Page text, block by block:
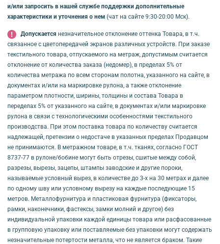
и/или запросить в нашей службе поддержки дополнительные
характеристики и уточнения о нем (чат на сайте 9:30-20:00 Мск).
Допускается незначительное отклонение оттенка Товара, в т.ч.
связанное с цветопередачей экранов различных устройств. При заказе
текстильного товара, отпускаемого на метраж, допустимым считается
отклонение от количества заказа (недомер), в пределах 5% от
количества метража по всем сторонам полотна, указанного на сайте, в
документах и/или на маркировке рулона, а также отклонение
параметром плотности, ширины, толщины и состава Товара в
переделах 5% от указанного на сайте, в документах и/или маркировке
рулона в связи с технологическими особенностями текстильного
производства. При этом поставка товара по количеству считается
надлежащей, претензии о недостаче в указанных пределах Продавцом
не принимаются. В метражном товаре, в т.ч. тканях, согласно ГОСТ
8737-77 в рулоне/бобине могут быть отрезы, сшитые между собой,
разрезы, вырезы, зацепы, штампы заводские и другие пороки,
называемые условный вырез, в количестве до 3-х на 30 метрах и далее
по одному шву или условному вырезу на каждые последующие 15
метров. Металлофурнитура и пластиковая фурнитура (фиксаторы,
рамки, наконечники, фастексы, замки молний и другое) без
индивидуальной упаковки каждой единицы товара или расфасованные
в групповую упаковку или поставляемые без упаковки могут содержать
незначительные потертости металла, что не является браком. Такие